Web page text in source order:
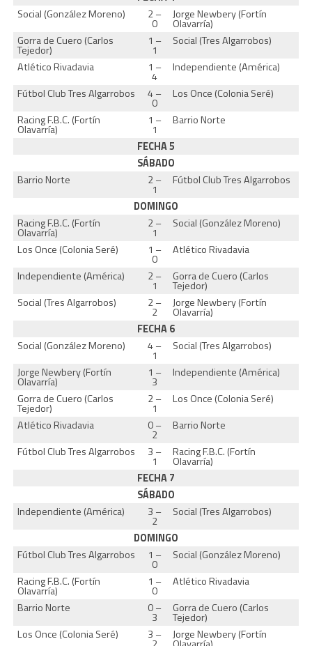
Social (González Moreno)
2 –
0
Jorge Newbery (Fortín
Olavarría)
Gorra de Cuero (Carlos
Tejedor)
1 –
1
Social (Tres Algarrobos)
Atlético Rivadavia
1 –
4
Independiente (América)
Fútbol Club Tres Algarrobos
4 –
0
Los Once (Colonia Seré)
Racing F.B.C. (Fortín
Olavarría)
1 –
1
Barrio Norte
FECHA 5
SÁBADO
Barrio Norte
2 –
1
Fútbol Club Tres Algarrobos
DOMINGO
Racing F.B.C. (Fortín
Olavarría)
2 –
1
Social (González Moreno)
Los Once (Colonia Seré)
1 –
0
Atlético Rivadavia
Independiente (América)
2 –
1
Gorra de Cuero (Carlos
Tejedor)
Social (Tres Algarrobos)
2 –
2
Jorge Newbery (Fortín
Olavarría)
FECHA 6
Social (González Moreno)
4 –
1
Social (Tres Algarrobos)
Jorge Newbery (Fortín
Olavarría)
1 –
3
Independiente (América)
Gorra de Cuero (Carlos
Tejedor)
2 –
1
Los Once (Colonia Seré)
Atlético Rivadavia
0 –
2
Barrio Norte
Fútbol Club Tres Algarrobos
3 –
1
Racing F.B.C. (Fortín
Olavarría)
FECHA 7
SÁBADO
Independiente (América)
3 –
2
Social (Tres Algarrobos)
DOMINGO
Fútbol Club Tres Algarrobos
1 –
0
Social (González Moreno)
Racing F.B.C. (Fortín
Olavarría)
1 –
0
Atlético Rivadavia
Barrio Norte
0 –
3
Gorra de Cuero (Carlos
Tejedor)
Los Once (Colonia Seré)
3 – Jorge Newbery (Fortín